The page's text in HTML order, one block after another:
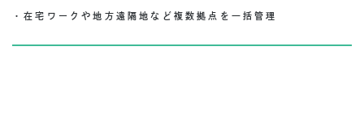
・在宅ワークや地方遠隔地など複数拠点を一括管理